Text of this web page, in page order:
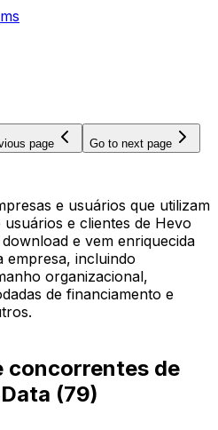
page Go to next page
e usuários que utilizam
e clientes de Hevo
e vem enriquecida
empresa, incluindo
organizacional,
de financiamento e
concorrentes de
(79)